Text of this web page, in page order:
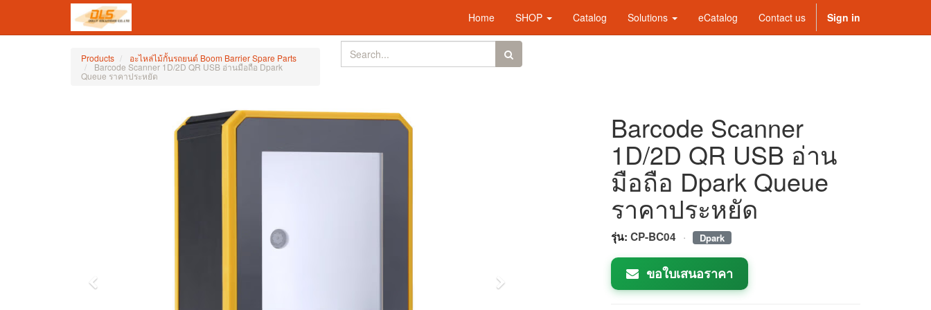
Home SHOP Catalog Solutions eCatalog Contact us Sign in
Products อะไหล่ไม้กั้นรถยนต์ Boom Barrier Spare Parts
Barcode Scanner 1D/2D QR USB อ่านมือถือ Dpark
Queue ราคาประหยัด
Next
Barcode Scanner
1D/2D QR USB อ่าน
มือถือ Dpark Queue
ราคาประหยัด
รุ่น: CP-BC04 · Dpark
ขอใบเสนอราคา